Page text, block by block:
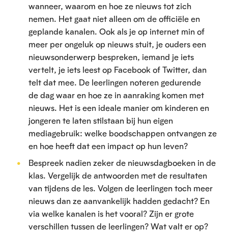
wanneer, waarom en hoe ze nieuws tot zich
nemen. Het gaat niet alleen om de officiële en
geplande kanalen. Ook als je op internet min of
meer per ongeluk op nieuws stuit, je ouders een
nieuwsonderwerp bespreken, iemand je iets
vertelt, je iets leest op Facebook of Twitter, dan
telt dat mee. De leerlingen noteren gedurende
de dag waar en hoe ze in aanraking komen met
nieuws. Het is een ideale manier om kinderen en
jongeren te laten stilstaan bij hun eigen
mediagebruik: welke boodschappen ontvangen ze
en hoe heeft dat een impact op hun leven?
Bespreek nadien zeker de nieuwsdagboeken in de
klas. Vergelijk de antwoorden met de resultaten
van tijdens de les. Volgen de leerlingen toch meer
nieuws dan ze aanvankelijk hadden gedacht? En
via welke kanalen is het vooral? Zijn er grote
verschillen tussen de leerlingen? Wat valt er op?